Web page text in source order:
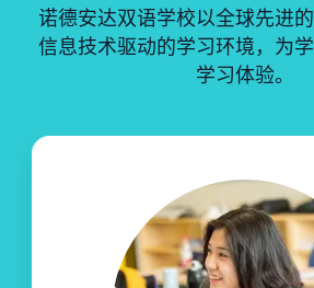
诺德安达双语学校以全球先进
信息技术驱动的学习环境，为
学习体验。